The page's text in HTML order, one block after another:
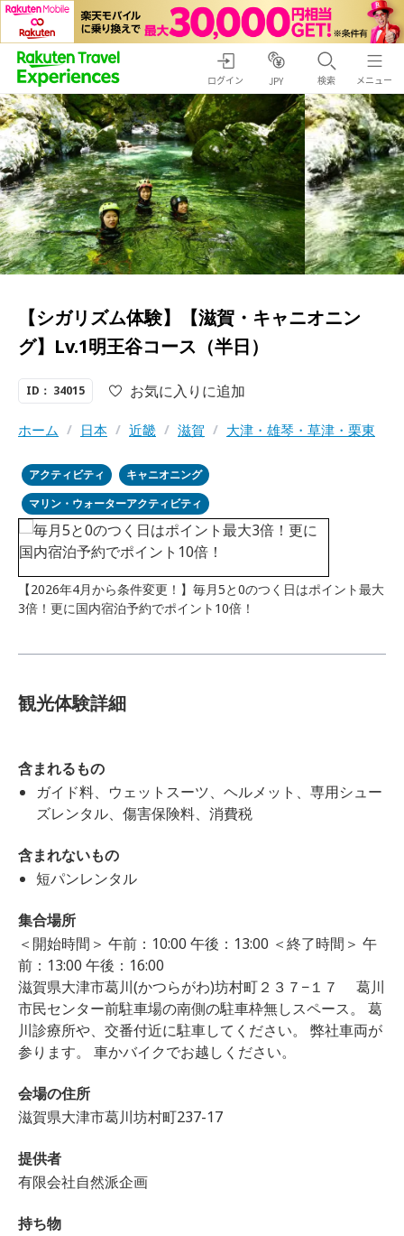
ログイン JPY 検索 メニュー
【シガリズム体験】【滋賀・キャニオニン
グ】Lv.1明王谷コース（半日）
ID： 34015 お気に入りに追加
ホーム / 日本 / 近畿 / 滋賀 / 大津・雄琴・草津・栗東
アクティビティ
キャニオニング
マリン・ウォーターアクティビティ
【2026年4月から条件変更！】毎月5と0のつく日はポイント最大
3倍！更に国内宿泊予約でポイント10倍！
観光体験詳細
含まれるもの
ガイド料、ウェットスーツ、ヘルメット、専用シュー
ズレンタル、傷害保険料、消費税
含まれないもの
短パンレンタル
集合場所
＜開始時間＞ 午前：10:00 午後：13:00 ＜終了時間＞ 午
前：13:00 午後：16:00
滋賀県大津市葛川(かつらがわ)坊村町２３７−１７ 葛川
市民センター前駐車場の南側の駐車枠無しスペース。 葛
川診療所や、交番付近に駐車してください。 弊社車両が
参ります。 車かバイクでお越しください。
会場の住所
滋賀県大津市葛川坊村町237-17
提供者
有限会社自然派企画
持ち物